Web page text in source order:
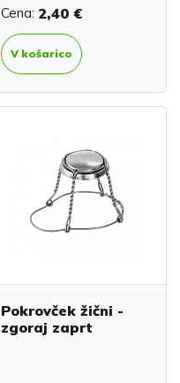
Cena: 2,40 €
V košarico
Pokrovček žični -
zgoraj zaprt